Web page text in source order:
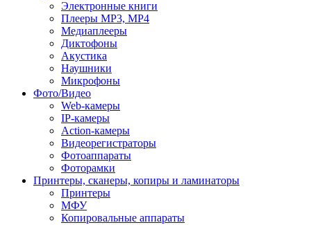
Электронные книги
Плееры MP3, MP4
Медиаплееры
Диктофоны
Акустика
Наушники
Микрофоны
Фото/Видео
Web-камеры
IP-камеры
Action-камеры
Видеорегистраторы
Фотоаппараты
Фоторамки
Принтеры, сканеры, копиры и ламинаторы
Принтеры
МФУ
Копировальные аппараты